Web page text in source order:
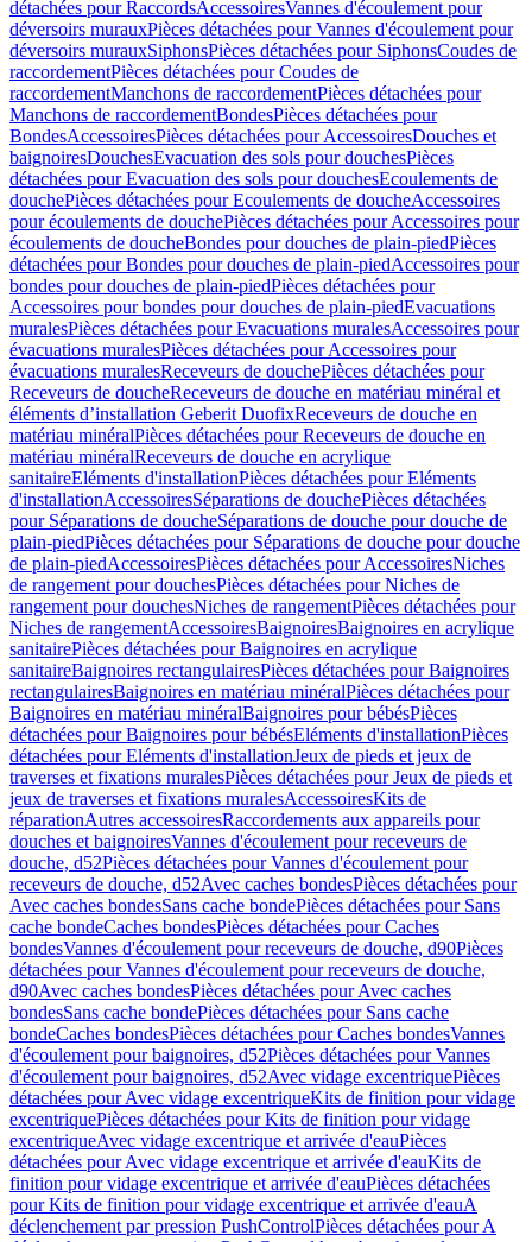
détachées pour RaccordsAccessoiresVannes d'écoulement pour
déversoirs murauxPièces détachées pour Vannes d'écoulement pour
déversoirs murauxSiphonsPièces détachées pour SiphonsCoudes de
raccordementPièces détachées pour Coudes de
raccordementManchons de raccordementPièces détachées pour
Manchons de raccordementBondesPièces détachées pour
BondesAccessoiresPièces détachées pour AccessoiresDouches et
baignoiresDouchesEvacuation des sols pour douchesPièces
détachées pour Evacuation des sols pour douchesEcoulements de
douchePièces détachées pour Ecoulements de doucheAccessoires
pour écoulements de douchePièces détachées pour Accessoires pour
écoulements de doucheBondes pour douches de plain-piedPièces
détachées pour Bondes pour douches de plain-piedAccessoires pour
bondes pour douches de plain-piedPièces détachées pour
Accessoires pour bondes pour douches de plain-piedEvacuations
muralesPièces détachées pour Evacuations muralesAccessoires pour
évacuations muralesPièces détachées pour Accessoires pour
évacuations muralesReceveurs de douchePièces détachées pour
Receveurs de doucheReceveurs de douche en matériau minéral et
éléments d’installation Geberit DuofixReceveurs de douche en
matériau minéralPièces détachées pour Receveurs de douche en
matériau minéralReceveurs de douche en acrylique
sanitaireEléments d'installationPièces détachées pour Eléments
d'installationAccessoiresSéparations de douchePièces détachées
pour Séparations de doucheSéparations de douche pour douche de
plain-piedPièces détachées pour Séparations de douche pour douche
de plain-piedAccessoiresPièces détachées pour AccessoiresNiches
de rangement pour douchesPièces détachées pour Niches de
rangement pour douchesNiches de rangementPièces détachées pour
Niches de rangementAccessoiresBaignoiresBaignoires en acrylique
sanitairePièces détachées pour Baignoires en acrylique
sanitaireBaignoires rectangulairesPièces détachées pour Baignoires
rectangulairesBaignoires en matériau minéralPièces détachées pour
Baignoires en matériau minéralBaignoires pour bébésPièces
détachées pour Baignoires pour bébésEléments d'installationPièces
détachées pour Eléments d'installationJeux de pieds et jeux de
traverses et fixations muralesPièces détachées pour Jeux de pieds et
jeux de traverses et fixations muralesAccessoiresKits de
réparationAutres accessoiresRaccordements aux appareils pour
douches et baignoiresVannes d'écoulement pour receveurs de
douche, d52Pièces détachées pour Vannes d'écoulement pour
receveurs de douche, d52Avec caches bondesPièces détachées pour
Avec caches bondesSans cache bondePièces détachées pour Sans
cache bondeCaches bondesPièces détachées pour Caches
bondesVannes d'écoulement pour receveurs de douche, d90Pièces
détachées pour Vannes d'écoulement pour receveurs de douche,
d90Avec caches bondesPièces détachées pour Avec caches
bondesSans cache bondePièces détachées pour Sans cache
bondeCaches bondesPièces détachées pour Caches bondesVannes
d'écoulement pour baignoires, d52Pièces détachées pour Vannes
d'écoulement pour baignoires, d52Avec vidage excentriquePièces
détachées pour Avec vidage excentriqueKits de finition pour vidage
excentriquePièces détachées pour Kits de finition pour vidage
excentriqueAvec vidage excentrique et arrivée d'eauPièces
détachées pour Avec vidage excentrique et arrivée d'eauKits de
finition pour vidage excentrique et arrivée d'eauPièces détachées
pour Kits de finition pour vidage excentrique et arrivée d'eauA
déclenchement par pression PushControlPièces détachées pour A